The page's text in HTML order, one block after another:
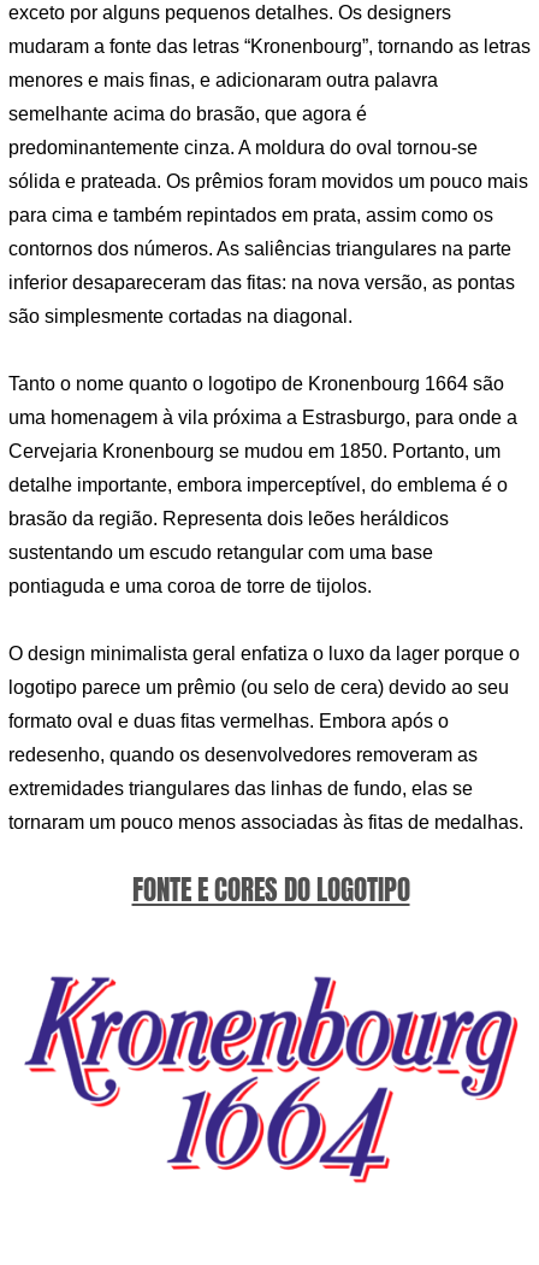
exceto por alguns pequenos detalhes. Os designers
mudaram a fonte das letras “Kronenbourg”, tornando as letras
menores e mais finas, e adicionaram outra palavra
semelhante acima do brasão, que agora é
predominantemente cinza. A moldura do oval tornou-se
sólida e prateada. Os prêmios foram movidos um pouco mais
para cima e também repintados em prata, assim como os
contornos dos números. As saliências triangulares na parte
inferior desapareceram das fitas: na nova versão, as pontas
são simplesmente cortadas na diagonal.
Tanto o nome quanto o logotipo de Kronenbourg 1664 são
uma homenagem à vila próxima a Estrasburgo, para onde a
Cervejaria Kronenbourg se mudou em 1850. Portanto, um
detalhe importante, embora imperceptível, do emblema é o
brasão da região. Representa dois leões heráldicos
sustentando um escudo retangular com uma base
pontiaguda e uma coroa de torre de tijolos.
O design minimalista geral enfatiza o luxo da lager porque o
logotipo parece um prêmio (ou selo de cera) devido ao seu
formato oval e duas fitas vermelhas. Embora após o
redesenho, quando os desenvolvedores removeram as
extremidades triangulares das linhas de fundo, elas se
tornaram um pouco menos associadas às fitas de medalhas.
FONTE E CORES DO LOGOTIPO